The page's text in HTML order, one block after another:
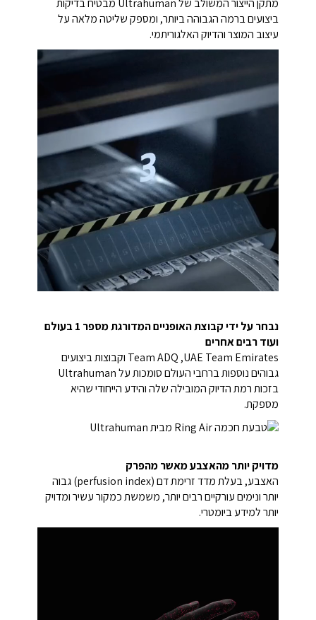
מתקן הייצור המשולב של Ultrahuman מבטיח בדיקות
ביצועים ברמה הגבוהה ביותר, ומספק שליטה מלאה על
עיצוב המוצר והדיוק האלגוריתמי.
נבחר על ידי קבוצת האופניים המדורגת מספר 1 בעולם
ועוד רבים אחרים
UAE Team Emirates, ‏Team ADQ וקבוצות ביצועים
גבוהים נוספות ברחבי העולם סומכות על Ultrahuman
בזכות רמת הדיוק המובילה שלה והידע הייחודי שהיא
מספקת.
מדויק יותר מהאצבע מאשר מהפרק
האצבע, בעלת מדד זרימת דם (perfusion index) גבוה
יותר ונימים עורקיים רבים יותר, משמשת כמקור עשיר ומדויק
יותר למידע ביומטרי.